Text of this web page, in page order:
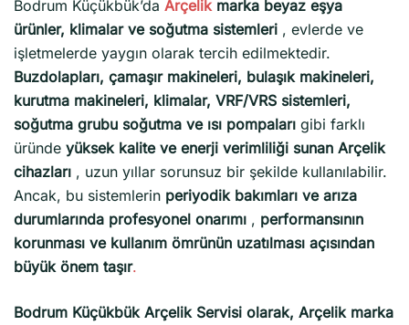
Bodrum Küçükbük’da Arçelik marka beyaz eşya
ürünler, klimalar ve soğutma sistemleri , evlerde ve
işletmelerde yaygın olarak tercih edilmektedir.
Buzdolapları, çamaşır makineleri, bulaşık makineleri,
kurutma makineleri, klimalar, VRF/VRS sistemleri,
soğutma grubu soğutma ve ısı pompaları gibi farklı
üründe yüksek kalite ve enerji verimliliği sunan Arçelik
cihazları , uzun yıllar sorunsuz bir şekilde kullanılabilir.
Ancak, bu sistemlerin periyodik bakımları ve arıza
durumlarında profesyonel onarımı , performansının
korunması ve kullanım ömrünün uzatılması açısından
büyük önem taşır.
Bodrum Küçükbük Arçelik Servisi olarak, Arçelik marka